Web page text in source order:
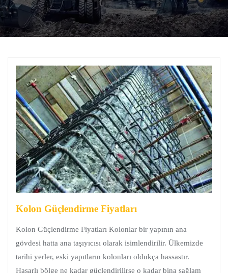
Kolon Güçlendirme Fiyatları
Kolon Güçlendirme Fiyatları Kolonlar bir yapının ana
gövdesi hatta ana taşıyıcısı olarak isimlendirilir. Ülkemizde
tarihi yerler, eski yapıtların kolonları oldukça hassastır.
Hasarlı bölge ne kadar güçlendirilirse o kadar bina sağlam